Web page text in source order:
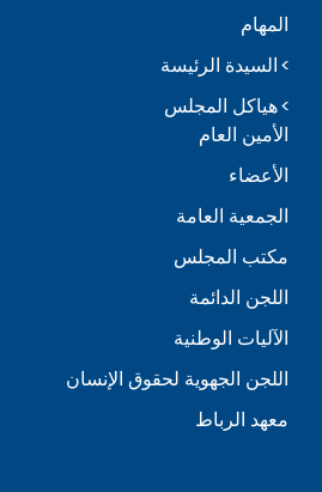
المهام
السيدة الرئيسة
هياكل المجلس
الأمين العام
الأعضاء
الجمعية العامة
مكتب المجلس
اللجن الدائمة
الآليات الوطنية
اللجن الجهوية لحقوق الإنسان
معهد الرباط